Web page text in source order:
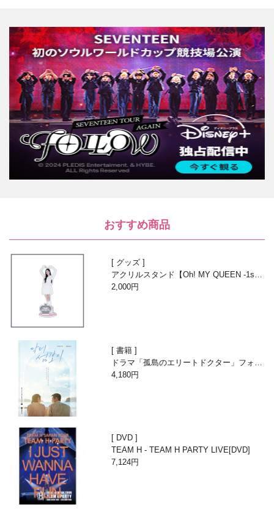
おすすめ商品
グッズ
アクリルスタンド【Oh! MY QUEEN -1st A
nniversary with Beans-】
2,000円
書籍
ドラマ「孤島のエリートドクター」フォト
エッセイ
4,180円
DVD
TEAM H - TEAM H PARTY LIVE[DVD]
7,124円